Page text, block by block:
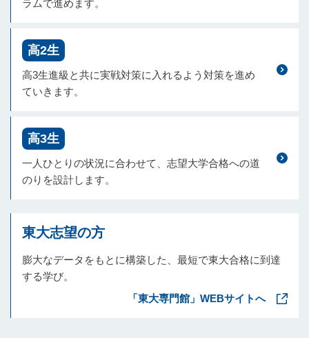
ラムで進めます。
高2生
高3生進級と共に実戦対策に入れるよう対策を進め
ていきます。
高3生
一人ひとりの状況に合わせて、志望大学合格への道
のりを設計します。
東大志望の方
膨大なデータをもとに構築した、最短で東大合格に到達
する学び。
「東大専門館」WEBサイトへ